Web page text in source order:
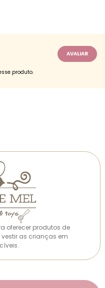
produto.
oferecer produtos de
as crianças em